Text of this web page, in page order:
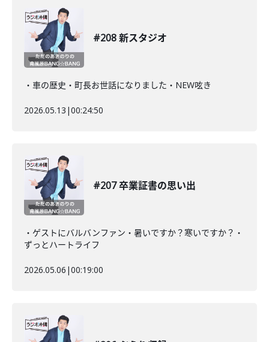
#208 新スタジオ
・車の歴史・町長お世話になりました・NEW呟き
2026.05.13 |00:24:50
#207 卒業証書の思い出
・ゲストにバルバンファン・暑いですか？寒いですか？・
ずっとハートライフ
2026.05.06 |00:19:00